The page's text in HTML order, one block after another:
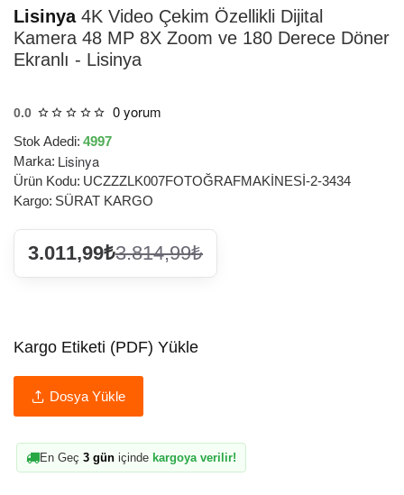
Lisinya4K Video Çekim Özellikli Dijital
Kamera 48 MP 8X Zoom ve 180 Derece Döner
Ekranlı - Lisinya
0.0 0 yorum
Stok Adedi: 4997
Marka: Lisinya
Ürün Kodu: UCZZZLK007FOTOĞRAFMAKİNESİ-2-3434
Kargo: SÜRAT KARGO
3.011,99₺3.814,99₺
Kargo Etiketi (PDF) Yükle
Dosya Yükle
En Geç 3 gün içinde kargoya verilir!